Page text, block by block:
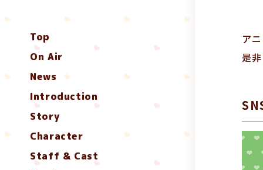
Top
On Air
News
Introduction
Story
Character
Staff & Cast
ア
是